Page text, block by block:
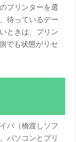
プリンターを選
待っているデー
ときは、プリン
でも状態がリセ
バ（橋渡しソフ
パソコンとプリ